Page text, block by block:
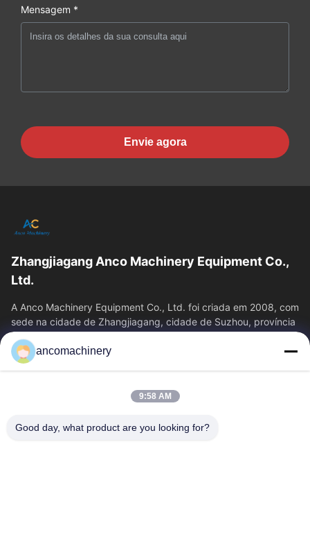
Mensagem *
Envie agora
Zhangjiagang Anco Machinery Equipment Co.,
Ltd.
A Anco Machinery Equipment Co., Ltd. foi criada em 2008, com
sede na cidade de Zhangjiagang, cidade de Suzhou, província
de Jiangsu.
Links Rápidos
Quem Somos
Fábrica
Controle De Qualidade
ancomachinery
9:58 AM
Good day, what product are you looking for?